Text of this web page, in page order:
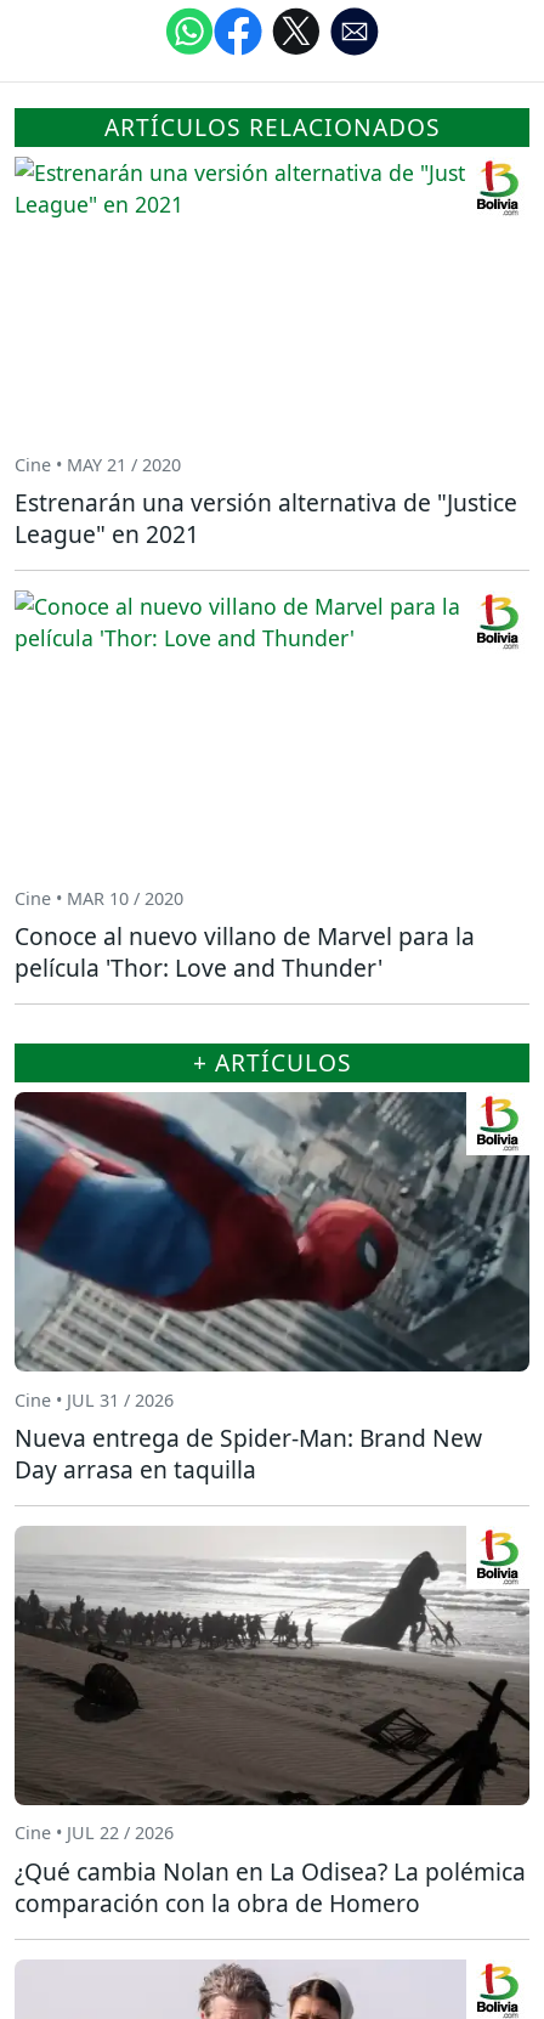
ARTÍCULOS RELACIONADOS
Cine • MAY 21 / 2020
Estrenarán una versión alternativa de "Justice
League" en 2021
Cine • MAR 10 / 2020
Conoce al nuevo villano de Marvel para la
película 'Thor: Love and Thunder'
+ ARTÍCULOS
Cine • JUL 31 / 2026
Nueva entrega de Spider-Man: Brand New
Day arrasa en taquilla
Cine • JUL 22 / 2026
¿Qué cambia Nolan en La Odisea? La polémica
comparación con la obra de Homero